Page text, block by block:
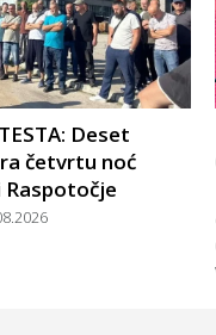
Deset
četvrtu noć